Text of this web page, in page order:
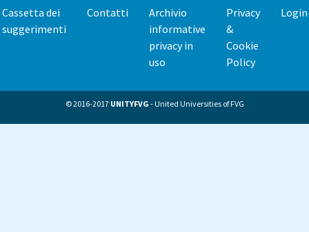
Footer
Cassetta dei
suggerimenti
Contatti
Archivio
informative
privacy in
uso
Privacy
&
Cookie
Policy
Login
© 2016-2017 UNITYFVG - United Universities of FVG